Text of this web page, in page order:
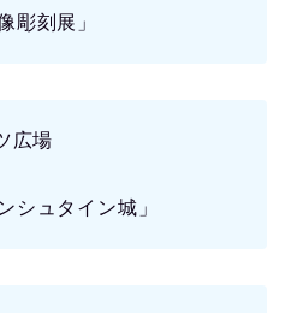
彫刻展」
広場
シュタイン城」